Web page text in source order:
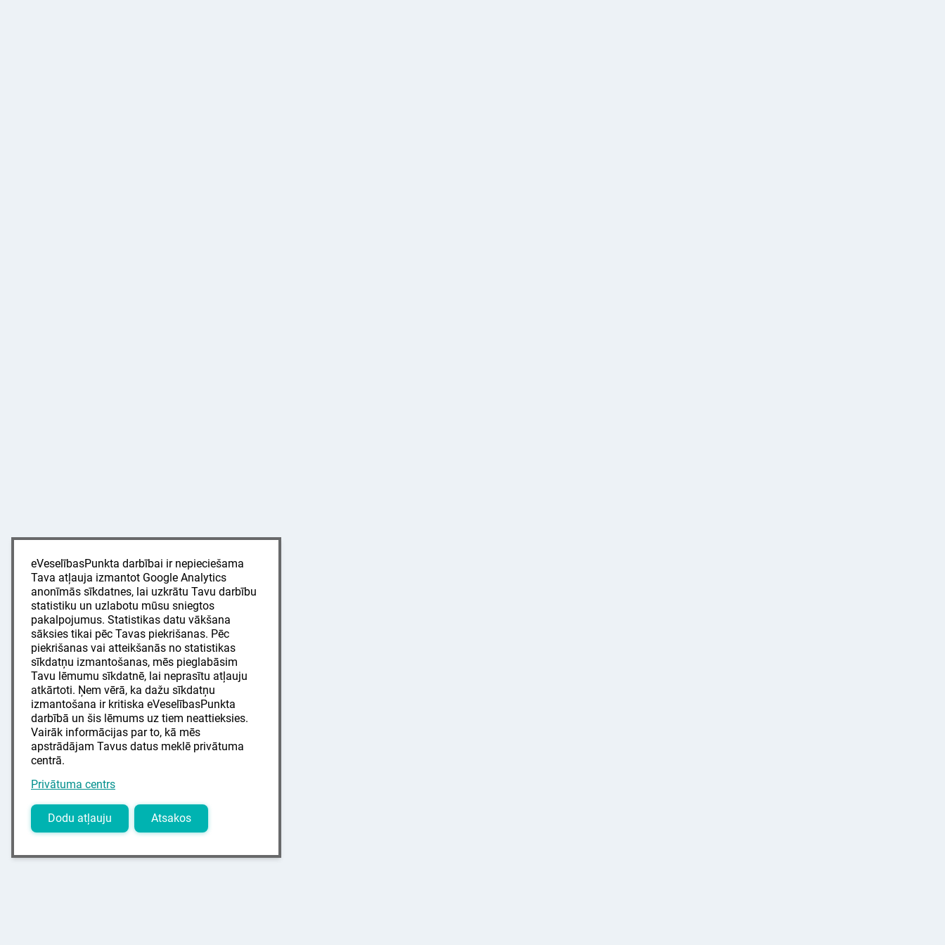
eVeselībasPunkta darbībai ir nepieciešama
Tava atļauja izmantot Google Analytics
anonīmās sīkdatnes, lai uzkrātu Tavu darbību
statistiku un uzlabotu mūsu sniegtos
pakalpojumus. Statistikas datu vākšana
sāksies tikai pēc Tavas piekrišanas. Pēc
piekrišanas vai atteikšanās no statistikas
sīkdatņu izmantošanas, mēs pieglabāsim
Tavu lēmumu sīkdatnē, lai neprasītu atļauju
atkārtoti. Ņem vērā, ka dažu sīkdatņu
izmantošana ir kritiska eVeselībasPunkta
darbībā un šis lēmums uz tiem neattieksies.
Vairāk informācijas par to, kā mēs
apstrādājam Tavus datus meklē privātuma
centrā.
Privātuma centrs
Dodu atļauju Atsakos